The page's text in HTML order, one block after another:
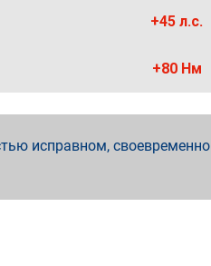
+45 л.с.
+80 Нм
исправном, своевременно